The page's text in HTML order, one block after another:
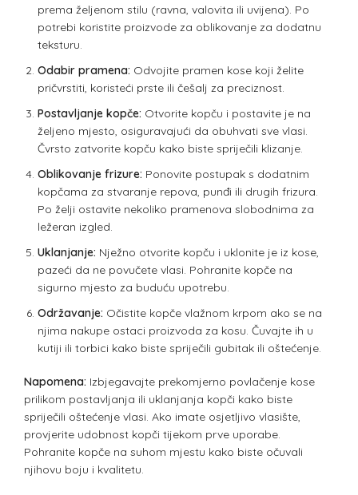
prema željenom stilu (ravna, valovita ili uvijena). Po
potrebi koristite proizvode za oblikovanje za dodatnu
teksturu.
Odabir pramena: Odvojite pramen kose koji želite
pričvrstiti, koristeći prste ili češalj za preciznost.
Postavljanje kopče: Otvorite kopču i postavite je na
željeno mjesto, osiguravajući da obuhvati sve vlasi.
Čvrsto zatvorite kopču kako biste spriječili klizanje.
Oblikovanje frizure: Ponovite postupak s dodatnim
kopčama za stvaranje repova, punđi ili drugih frizura.
Po želji ostavite nekoliko pramenova slobodnima za
ležeran izgled.
Uklanjanje: Nježno otvorite kopču i uklonite je iz kose,
pazeći da ne povučete vlasi. Pohranite kopče na
sigurno mjesto za buduću upotrebu.
Održavanje: Očistite kopče vlažnom krpom ako se na
njima nakupe ostaci proizvoda za kosu. Čuvajte ih u
kutiji ili torbici kako biste spriječili gubitak ili oštećenje.
Napomena: Izbjegavajte prekomjerno povlačenje kose
prilikom postavljanja ili uklanjanja kopči kako biste
spriječili oštećenje vlasi. Ako imate osjetljivo vlasište,
provjerite udobnost kopči tijekom prve uporabe.
Pohranite kopče na suhom mjestu kako biste očuvali
njihovu boju i kvalitetu.